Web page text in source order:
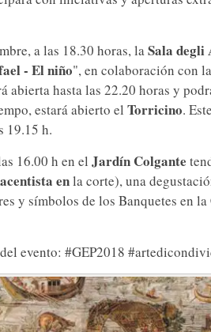
a las 18.30 horas, laSala degli
- El niño", en colaboración con
abierta hasta las 22.20 horas y
estará abierto el Torricino.
19.15 h.
16.00 h en el Jardín Colgante
enla corte), una
y símbolos de los Banquetes en
evento: #GEP2018